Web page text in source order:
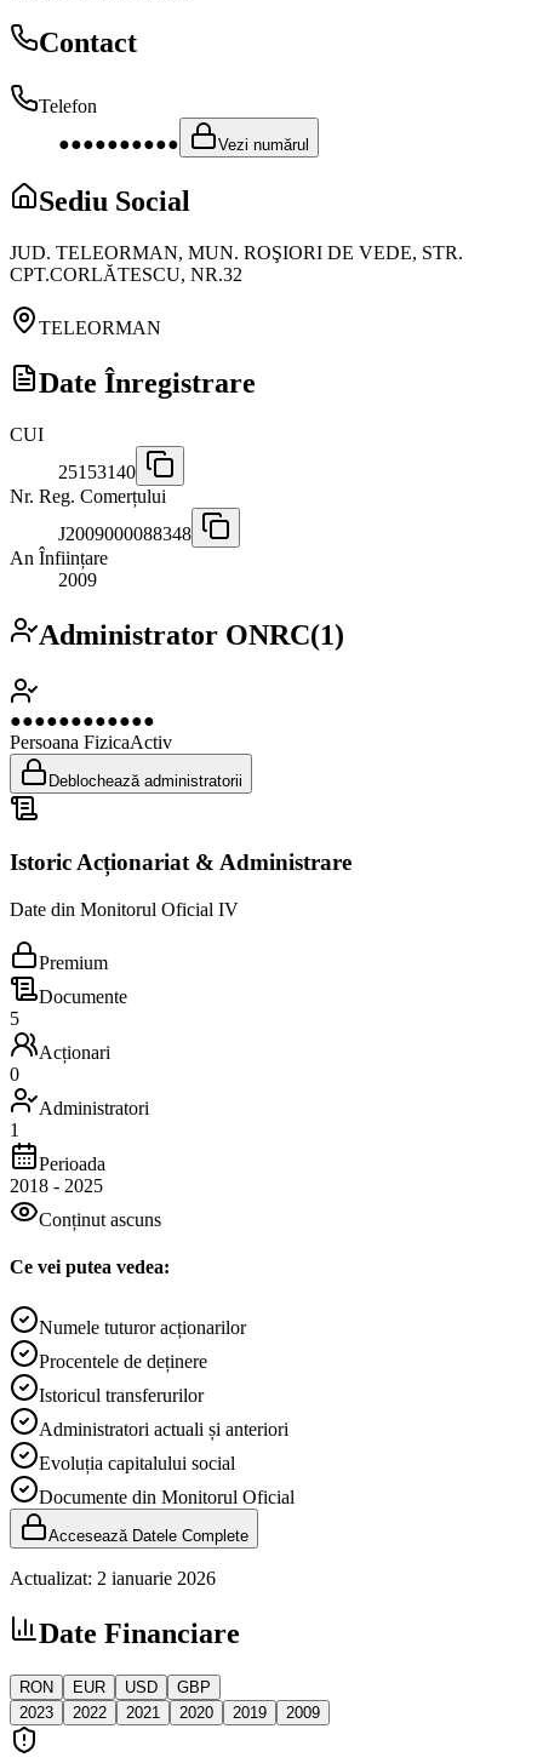
Contact
Telefon
●●●●●●●●●●
Vezi numărul
Sediu Social
JUD. TELEORMAN, MUN. ROŞIORI DE VEDE, STR.
CPT.CORLĂTESCU, NR.32
TELEORMAN
Date Înregistrare
CUI
25153140
Nr. Reg. Comerțului
J2009000088348
An Înființare
2009
Administrator ONRC(1)
●●●●●●●●●●●●
Persoana FizicaActiv
Deblochează administratorii
Istoric Acționariat & Administrare
Date din Monitorul Oficial IV
Premium
Documente
5
Acționari
0
Administratori
1
Perioada
2018 - 2025
Conținut ascuns
Ce vei putea vedea:
Numele tuturor acționarilor
Procentele de deținere
Istoricul transferurilor
Administratori actuali și anteriori
Evoluția capitalului social
Documente din Monitorul Oficial
Accesează Datele Complete
Actualizat: 2 ianuarie 2026
Date Financiare
RON EUR USD
GBP
2023
2022 2021 2020 2019 2009